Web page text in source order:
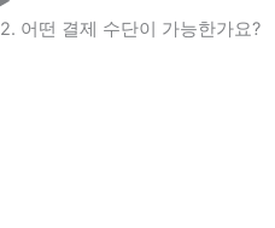
2. 어떤 결제 수단이 가능한가요?